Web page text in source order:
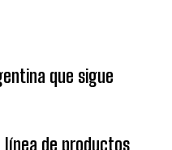
que sigue
de productos